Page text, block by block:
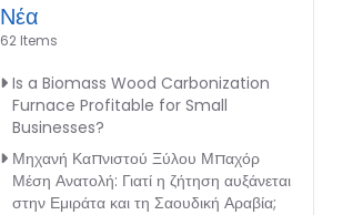
Νέα
62 Items
Is a Biomass Wood Carbonization
Furnace Profitable for Small
Businesses?
Μηχανή Καπνιστού Ξύλου Μπαχόρ
Μέση Ανατολή: Γιατί η ζήτηση αυξάνεται
στην Εμιράτα και τη Σαουδική Αραβία;